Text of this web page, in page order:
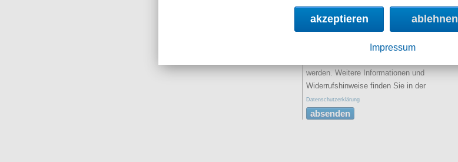
2+5=
Sie erklären sich damit
einverstanden, dass Ihre Daten zur
werden. Weitere Informationen und
Widerrufshinweise finden Sie in der
Datenschutzerklärung
absenden
akzeptieren ablehnen
Impressum